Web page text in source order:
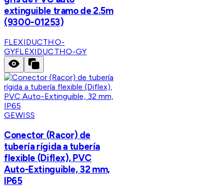
extinguible tramo de 2.5m
(9300-01253)
FLEXIDUCTHO-
GYFLEXIDUCTHO-GY
GEWISS
Conector (Racor) de
tubería rígida a tubería
flexible (Diflex), PVC
Auto-Extinguible, 32 mm,
IP65